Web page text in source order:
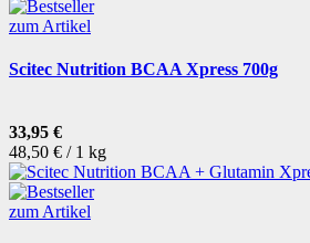
zum Artikel
Scitec Nutrition BCAA Xpress 700g
33,95 €
48,50 € / 1 kg
zum Artikel